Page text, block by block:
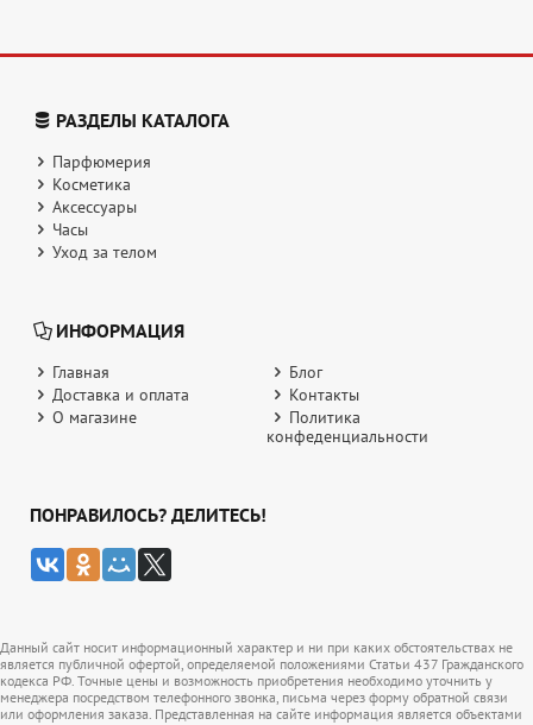
РАЗДЕЛЫ КАТАЛОГА
Парфюмерия
Косметика
Аксессуары
Часы
Уход за телом
ИНФОРМАЦИЯ
Главная
Блог
Доставка и оплата
Контакты
О магазине
Политика
конфеденциальности
ПОНРАВИЛОСЬ? ДЕЛИТЕСЬ!
Данный сайт носит информационный характер и ни при каких обстоятельствах не
является публичной офертой, определяемой положениями Статьи 437 Гражданского
кодекса РФ. Точные цены и возможность приобретения необходимо уточнить у
менеджера посредством телефонного звонка, письма через форму обратной связи
или оформления заказа. Представленная на сайте информация является объектами